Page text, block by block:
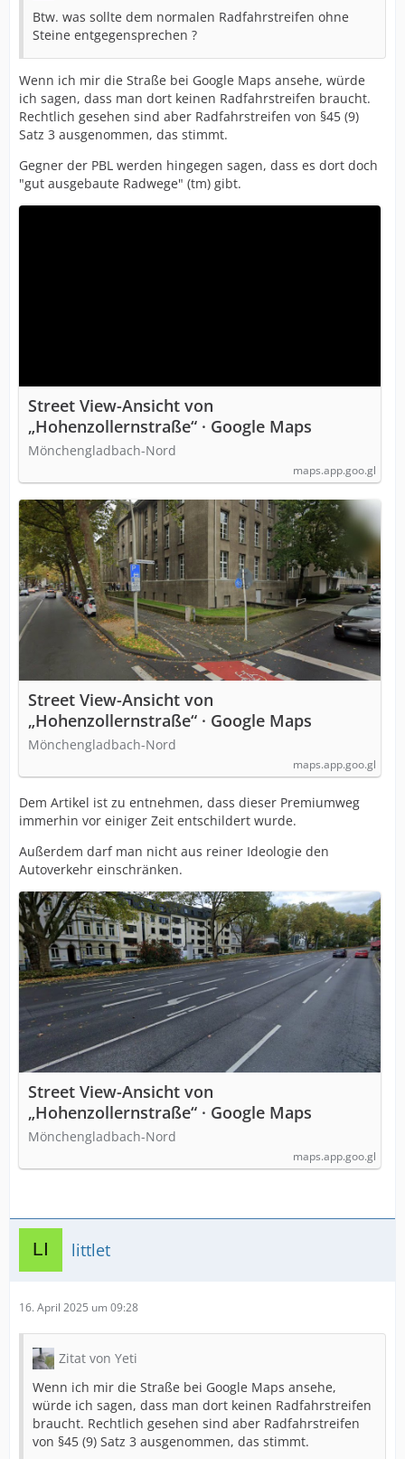
Btw. was sollte dem normalen Radfahrstreifen ohne
Steine entgegensprechen ?
Wenn ich mir die Straße bei Google Maps ansehe, würde
ich sagen, dass man dort keinen Radfahrstreifen braucht.
Rechtlich gesehen sind aber Radfahrstreifen von §45 (9)
Satz 3 ausgenommen, das stimmt.
Gegner der PBL werden hingegen sagen, dass es dort doch
"gut ausgebaute Radwege" (tm) gibt.
Street View-Ansicht von
„Hohenzollernstraße“ · Google Maps
Mönchengladbach-Nord
maps.app.goo.gl
Street View-Ansicht von
„Hohenzollernstraße“ · Google Maps
Mönchengladbach-Nord
maps.app.goo.gl
Dem Artikel ist zu entnehmen, dass dieser Premiumweg
immerhin vor einiger Zeit entschildert wurde.
Außerdem darf man nicht aus reiner Ideologie den
Autoverkehr einschränken.
Street View-Ansicht von
„Hohenzollernstraße“ · Google Maps
Mönchengladbach-Nord
maps.app.goo.gl
littlet
16. April 2025 um 09:28
Zitat von Yeti
Wenn ich mir die Straße bei Google Maps ansehe,
würde ich sagen, dass man dort keinen Radfahrstreifen
braucht. Rechtlich gesehen sind aber Radfahrstreifen
von §45 (9) Satz 3 ausgenommen, das stimmt.